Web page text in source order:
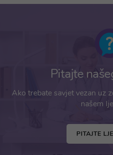
Pitajte
Ako trebate savjet vezan uz
našem
PITAJTE